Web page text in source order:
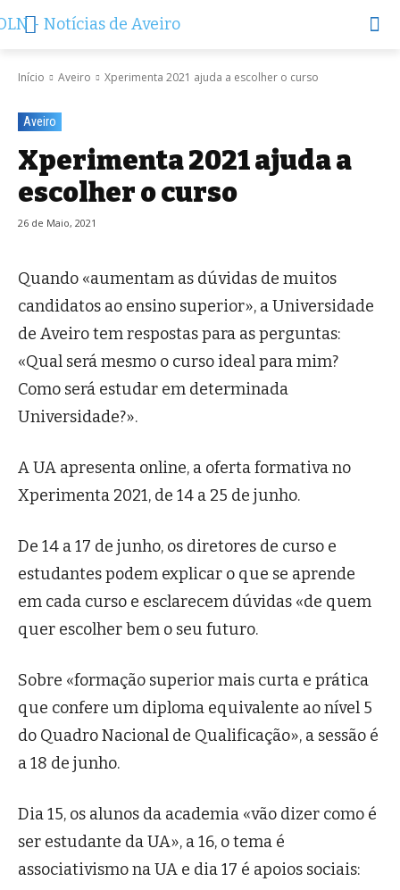
Início Aveiro Xperimenta 2021 ajuda a escolher o curso
Aveiro
Xperimenta 2021 ajuda a
escolher o curso
26 de Maio, 2021
Quando «aumentam as dúvidas de muitos
candidatos ao ensino superior», a Universidade
de Aveiro tem respostas para as perguntas:
«Qual será mesmo o curso ideal para mim?
Como será estudar em determinada
Universidade?».
A UA apresenta online, a oferta formativa no
Xperimenta 2021, de 14 a 25 de junho.
De 14 a 17 de junho, os diretores de curso e
estudantes podem explicar o que se aprende
em cada curso e esclarecem dúvidas «de quem
quer escolher bem o seu futuro.
Sobre «formação superior mais curta e prática
que confere um diploma equivalente ao nível 5
do Quadro Nacional de Qualificação», a sessão é
a 18 de junho.
Dia 15, os alunos da academia «vão dizer como é
ser estudante da UA», a 16, o tema é
associativismo na UA e dia 17 é apoios sociais: